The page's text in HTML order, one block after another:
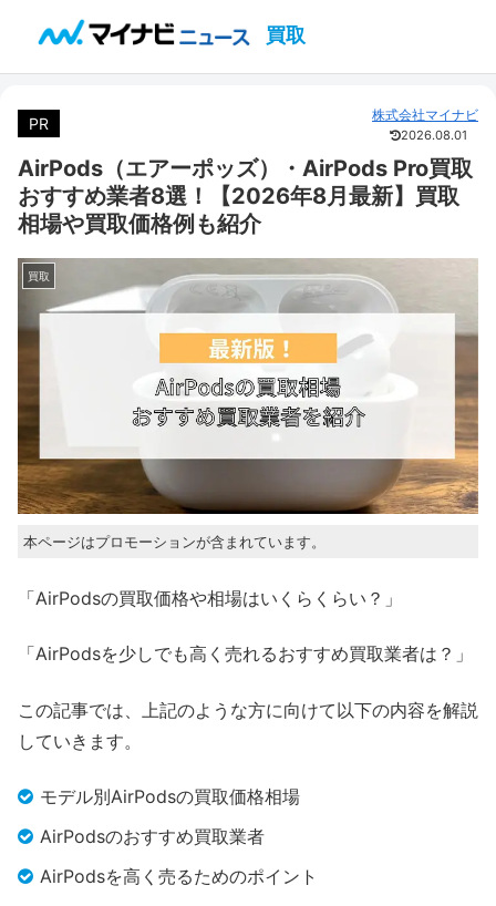
買取
PR 株式会社マイナビ
2026.08.01
AirPods（エアーポッズ）・AirPods Pro買取
おすすめ業者8選！【2026年8月最新】買取
相場や買取価格例も紹介
買取
本ページはプロモーションが含まれています。
「AirPodsの買取価格や相場はいくらくらい？」
「AirPodsを少しでも高く売れるおすすめ買取業者は？」
この記事では、上記のような方に向けて以下の内容を解説
していきます。
モデル別AirPodsの買取価格相場
AirPodsのおすすめ買取業者
AirPodsを高く売るためのポイント